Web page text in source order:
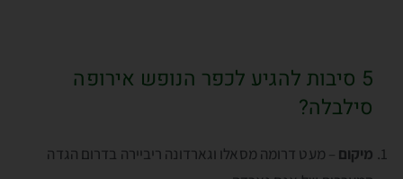
5 סיבות להגיע לכפר הנופש אירופה
סילבלה?
מיקום – מעט דרומה מסאלו וגארדונה ריביירה בדרום הגדה